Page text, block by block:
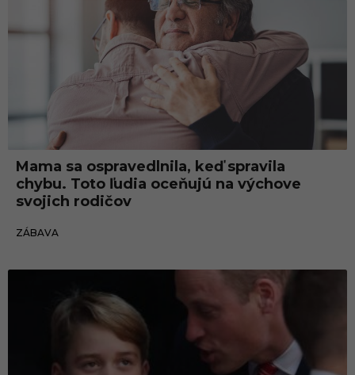
Mama sa ospravedlnila, keď spravila
chybu. Toto ľudia oceňujú na výchove
svojich rodičov
ZÁBAVA